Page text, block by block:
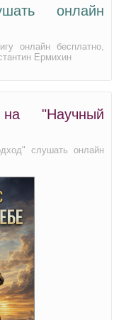
онлайн
онлайн бесплатно,
Ермихин
на "Научный
слушать онлайн